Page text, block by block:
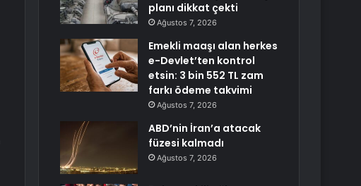
planı dikkat çekti
Ağustos 7, 2026
Emekli maaşı alan herkes
e-Devlet’ten kontrol
etsin: 3 bin 552 TL zam
farkı ödeme takvimi
Ağustos 7, 2026
ABD’nin İran’a atacak
füzesi kalmadı
Ağustos 7, 2026